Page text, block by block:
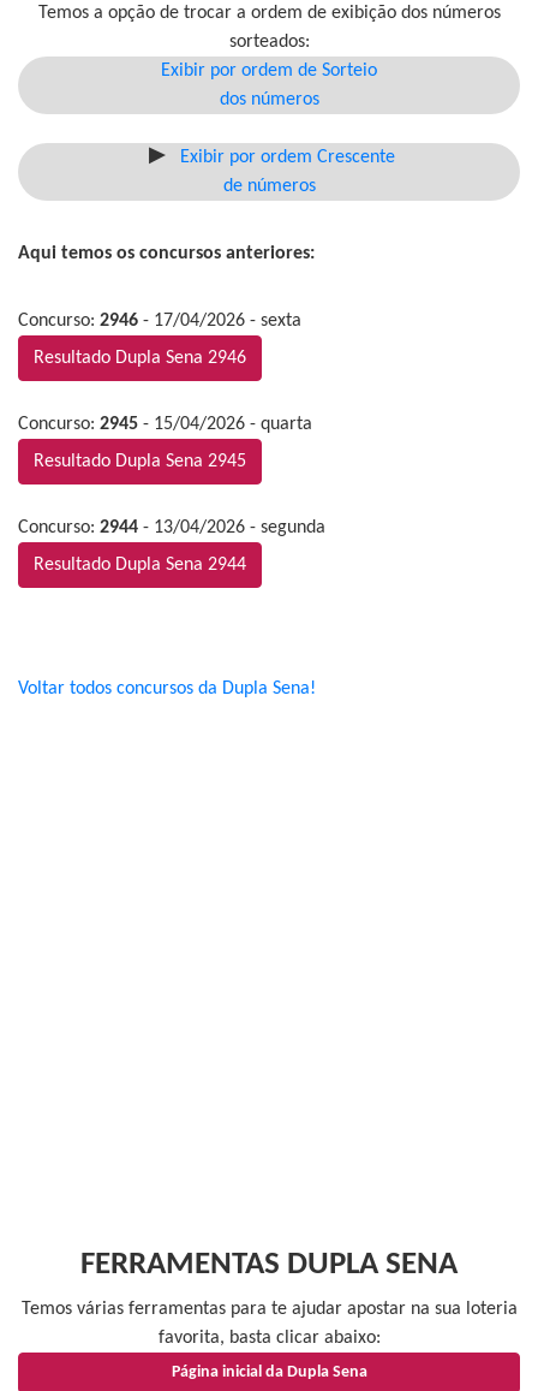
Temos a opção de trocar a ordem de exibição dos números
sorteados:
Exibir por ordem de Sorteio
dos números
Exibir por ordem Crescente
de números
Aqui temos os concursos anteriores:
Concurso: 2946 - 17/04/2026 - sexta
Resultado Dupla Sena 2946
Concurso: 2945 - 15/04/2026 - quarta
Resultado Dupla Sena 2945
Concurso: 2944 - 13/04/2026 - segunda
Resultado Dupla Sena 2944
Voltar todos concursos da Dupla Sena!
FERRAMENTAS DUPLA SENA
Temos várias ferramentas para te ajudar apostar na sua loteria
favorita, basta clicar abaixo:
Página inicial da Dupla Sena